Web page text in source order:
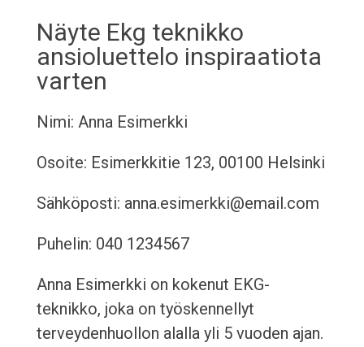
Näyte Ekg teknikko
ansioluettelo inspiraatiota
varten
Nimi: Anna Esimerkki
Osoite: Esimerkkitie 123, 00100 Helsinki
Sähköposti: anna.esimerkki@email.com
Puhelin: 040 1234567
Anna Esimerkki on kokenut EKG-
teknikko, joka on työskennellyt
terveydenhuollon alalla yli 5 vuoden ajan.